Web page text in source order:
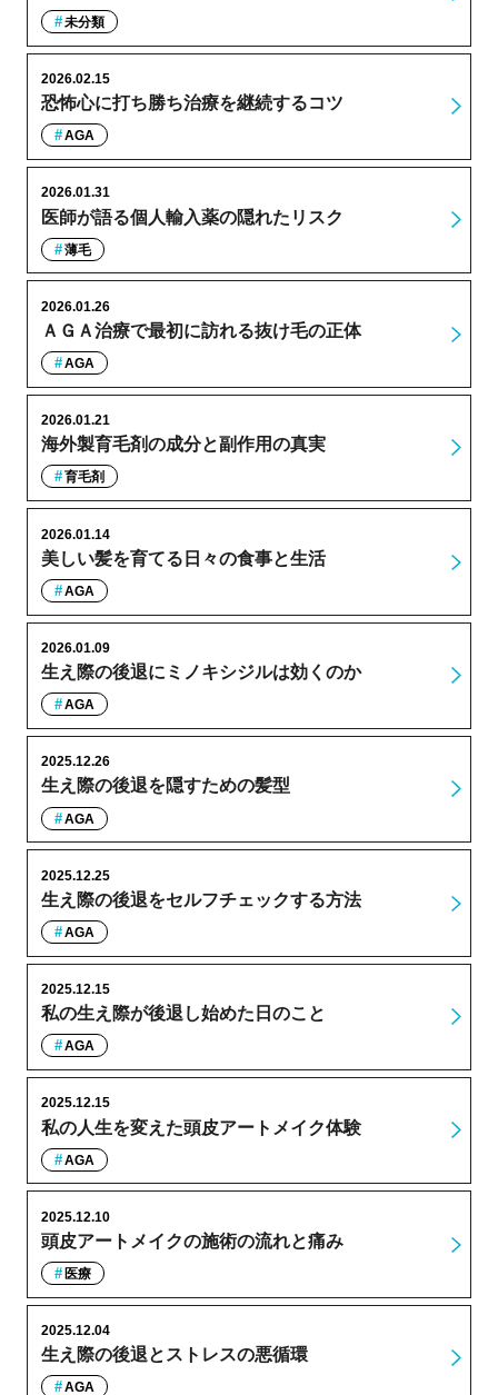
未分類
恐怖心に打ち勝ち治療を継続するコツ
2026.02.15
AGA
医師が語る個人輸入薬の隠れたリスク
2026.01.31
薄毛
ＡＧＡ治療で最初に訪れる抜け毛の正体
2026.01.26
AGA
海外製育毛剤の成分と副作用の真実
2026.01.21
育毛剤
美しい髪を育てる日々の食事と生活
2026.01.14
AGA
生え際の後退にミノキシジルは効くのか
2026.01.09
AGA
生え際の後退を隠すための髪型
2025.12.26
AGA
生え際の後退をセルフチェックする方法
2025.12.25
AGA
私の生え際が後退し始めた日のこと
2025.12.15
AGA
私の人生を変えた頭皮アートメイク体験
2025.12.15
AGA
頭皮アートメイクの施術の流れと痛み
2025.12.10
医療
生え際の後退とストレスの悪循環
2025.12.04
AGA